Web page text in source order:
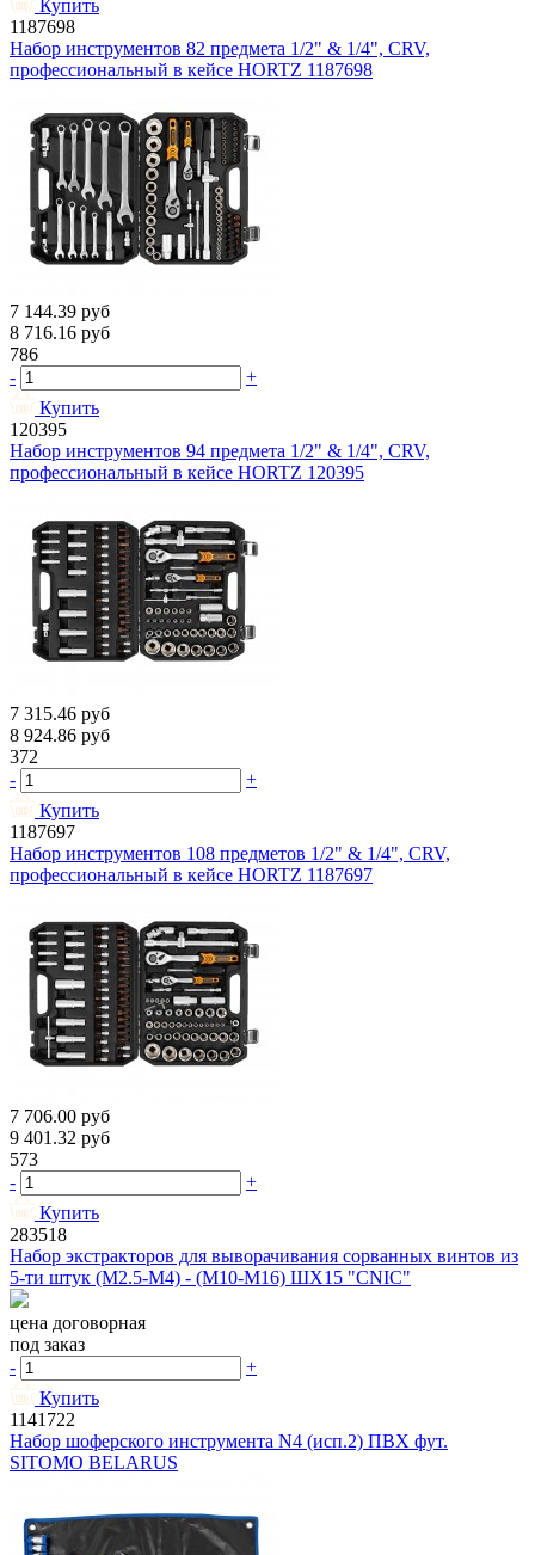
Купить
1187698
Набор инструментов 82 предмета 1/2" & 1/4", CRV,
профессиональный в кейсе HORTZ 1187698
7 144.39 руб
8 716.16 руб
786
-
+
Купить
120395
Набор инструментов 94 предмета 1/2" & 1/4", CRV,
профессиональный в кейсе HORTZ 120395
7 315.46 руб
8 924.86 руб
372
-
+
Купить
1187697
Набор инструментов 108 предметов 1/2" & 1/4", CRV,
профессиональный в кейсе HORTZ 1187697
7 706.00 руб
9 401.32 руб
573
-
+
Купить
283518
Набор экстракторов для выворачивания сорванных винтов из
5-ти штук (М2.5-М4) - (М10-М16) ШХ15 "CNIC"
цена договорная
под заказ
-
+
Купить
1141722
Набор шоферского инструмента N4 (исп.2) ПВХ фут.
SITOMO BELARUS